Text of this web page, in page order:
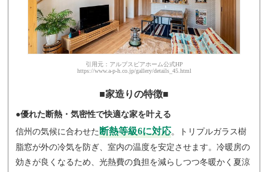
引用元：アルプスピアホーム公式HP
https://www.a-p-h.co.jp/gallery/details_45.html
■家造りの特徴■
●優れた断熱・気密性で快適な家を叶える
信州の気候に合わせた 断熱等級6に対応。トリプルガラス樹
脂窓が外の冷気を防ぎ、室内の温度を安定させます。冷暖房の
効きが良くなるため、光熱費の負担を減らしつつ冬暖かく夏涼